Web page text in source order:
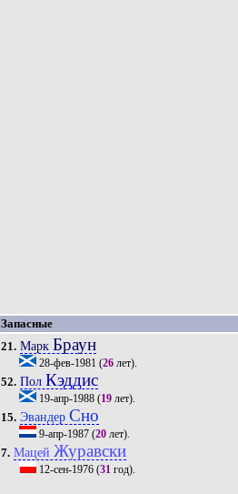
Запасные
21. Марк Браун
28-фев-1981 (26лет).
52. Пол Кэддис
19-апр-1988(19лет).
15. Эвандер Сно
9-апр-1987(20лет).
7. Мацей Журавски
12-сен-1976(31год).